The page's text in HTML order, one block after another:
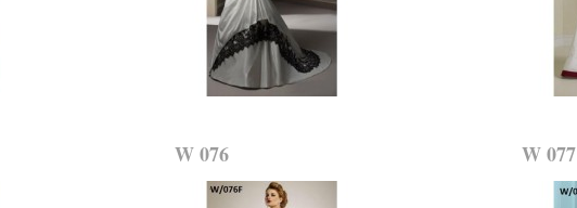
W 076 W 077